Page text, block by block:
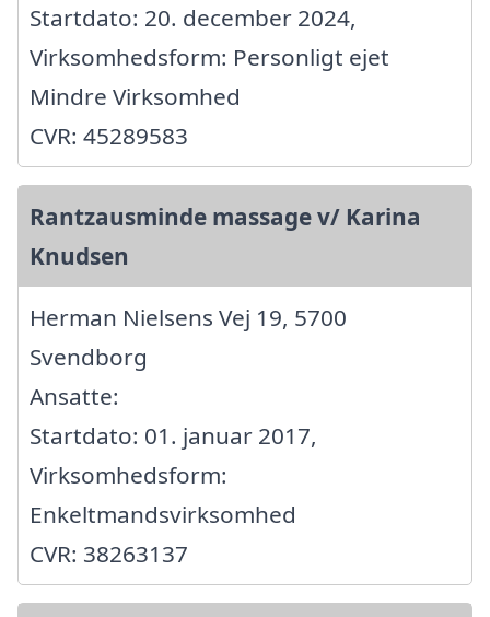
Startdato: 20. december 2024,
Virksomhedsform: Personligt ejet
Mindre Virksomhed
CVR: 45289583
Rantzausminde massage v/ Karina
Knudsen
Herman Nielsens Vej 19, 5700
Svendborg
Ansatte:
Startdato: 01. januar 2017,
Virksomhedsform:
Enkeltmandsvirksomhed
CVR: 38263137